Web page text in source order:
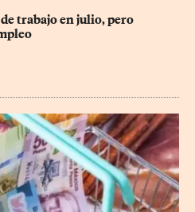
trabajo en julio, pero